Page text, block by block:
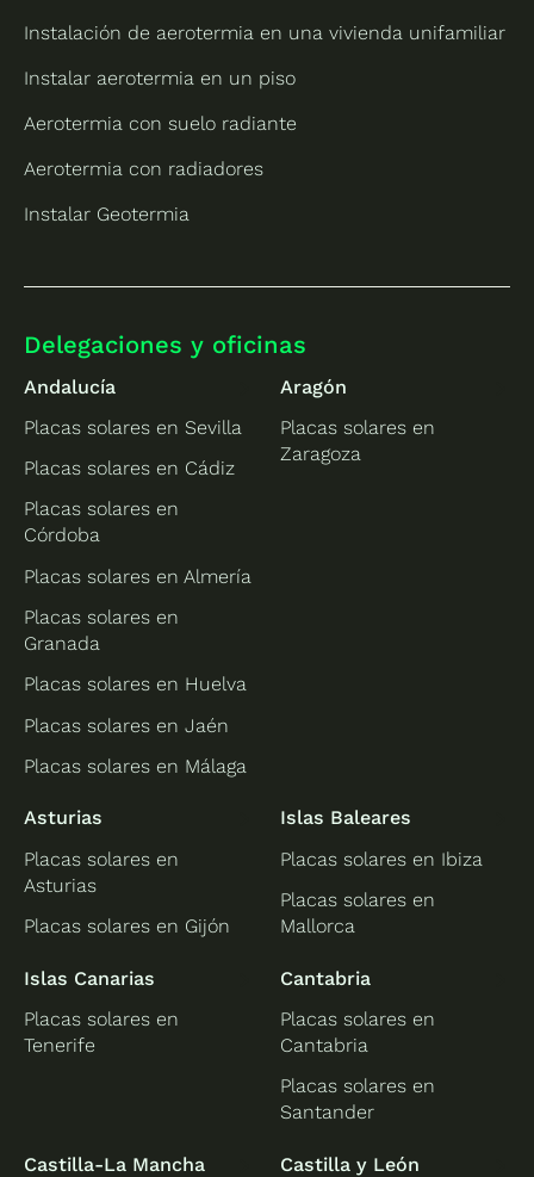
Instalación de aerotermia en una vivienda unifamiliar
Instalar aerotermia en un piso
Aerotermia con suelo radiante
Aerotermia con radiadores
Instalar Geotermia
Delegaciones y oficinas
Andalucía
Placas solares en Sevilla
Placas solares en Cádiz
Placas solares en
Córdoba
Placas solares en Almería
Placas solares en
Granada
Placas solares en Huelva
Placas solares en Jaén
Placas solares en Málaga
Aragón
Placas solares en
Zaragoza
Asturias
Placas solares en
Asturias
Placas solares en Gijón
Islas Baleares
Placas solares en Ibiza
Placas solares en
Mallorca
Islas Canarias
Placas solares en
Tenerife
Cantabria
Placas solares en
Cantabria
Placas solares en
Santander
Castilla-La Mancha
Castilla y León